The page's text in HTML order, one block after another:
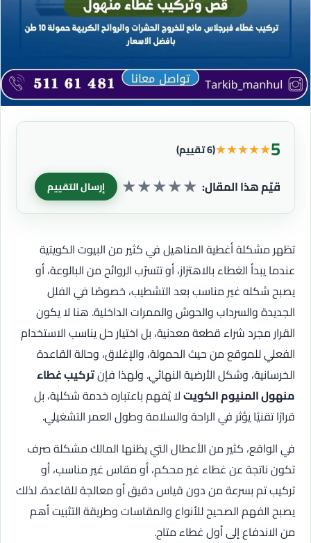
5
★
★
★
★
★(6 تقييم)
قيّم هذا المقال: ★
★
★
★
★ إرسال التقييم
تظهر مشكلة أغطية المناهيل في كثير من البيوت الكويتية
عندما يبدأ الغطاء بالاهتزاز، أو تتسرّب الروائح من البالوعة، أو
يصبح شكله غير مناسب بعد التشطيب، خصوصًا في الفلل
الجديدة والسرداب والحوش والممرات الداخلية. هنا لا يكون
القرار مجرد شراء قطعة معدنية، بل اختيار حل يناسب الاستخدام
الفعلي للموقع من حيث الحمولة، والإغلاق، وحالة القاعدة
الخرسانية، وشكل الأرضية النهائي. ولهذا فإنتركيب غطاء
منهول المنيوم الكويتلا يُفهم باعتباره خدمة شكلية، بل
قرارًا تقنيًا يؤثر في الراحة والسلامة وطول العمر التشغيلي.
في الواقع، كثير من الأعطال التي يظنها المالك مشكلة صرف
تكون ناتجة عن غطاء غير محكم، أو مقاس غير مناسب، أو
تركيب تم بسرعة من دون قياس دقيق أو معالجة للقاعدة. لذلك
يصبح الفهم الصحيح للأنواع والمقاسات وطريقة التثبيت أهم
من الاندفاع إلى أول غطاء متاح.